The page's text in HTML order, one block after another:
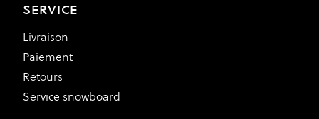
SERVICE
Livraison
Paiement
Retours
Service snowboard